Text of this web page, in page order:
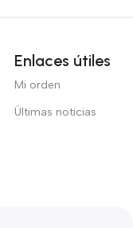
Enlaces útiles
Mi orden
Últimas noticias